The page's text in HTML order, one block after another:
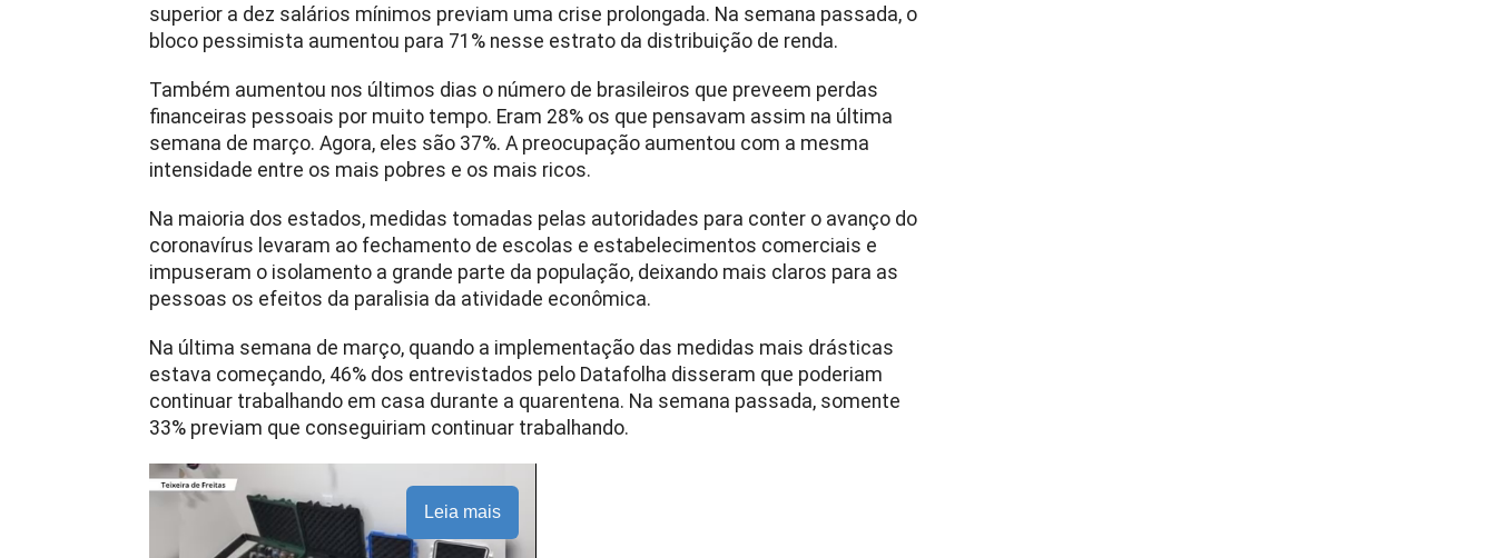
superior a dez salários mínimos previam uma crise prolongada. Na semana passada, o
bloco pessimista aumentou para 71% nesse estrato da distribuição de renda.
Também aumentou nos últimos dias o número de brasileiros que preveem perdas
financeiras pessoais por muito tempo. Eram 28% os que pensavam assim na última
semana de março. Agora, eles são 37%. A preocupação aumentou com a mesma
intensidade entre os mais pobres e os mais ricos.
Na maioria dos estados, medidas tomadas pelas autoridades para conter o avanço do
coronavírus levaram ao fechamento de escolas e estabelecimentos comerciais e
impuseram o isolamento a grande parte da população, deixando mais claros para as
pessoas os efeitos da paralisia da atividade econômica.
Na última semana de março, quando a implementação das medidas mais drásticas
estava começando, 46% dos entrevistados pelo Datafolha disseram que poderiam
continuar trabalhando em casa durante a quarentena. Na semana passada, somente
33% previam que conseguiriam continuar trabalhando.
Leia mais